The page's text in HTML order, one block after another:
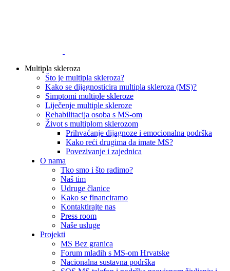
Multipla skleroza
Što je multipla skleroza?
Kako se dijagnosticira multipla skleroza (MS)?
Simptomi multiple skleroze
Liječenje multiple skleroze
Rehabilitacija osoba s MS-om
Život s multiplom sklerozom
Prihvaćanje dijagnoze i emocionalna podrška
Kako reći drugima da imate MS?
Povezivanje i zajednica
O nama
Tko smo i što radimo?
Naš tim
Udruge članice
Kako se financiramo
Kontaktirajte nas
Press room
Naše usluge
Projekti
MS Bez granica
Forum mladih s MS-om Hrvatske
Nacionalna sustavna podrška